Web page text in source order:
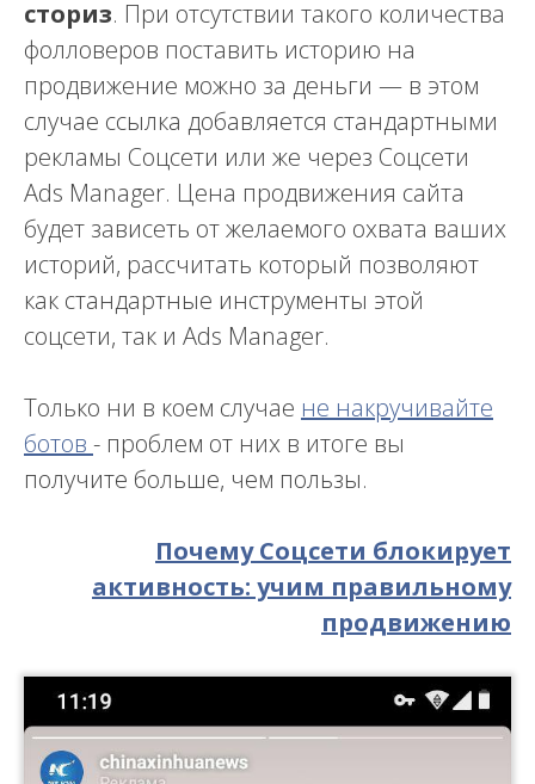
сториз. При отсутствии такого количества
фолловеров поставить историю на
продвижение можно за деньги — в этом
случае ссылка добавляется стандартными
рекламы Соцсети или же через Соцсети
Ads Manager. Цена продвижения сайта
будет зависеть от желаемого охвата ваших
историй, рассчитать который позволяют
как стандартные инструменты этой
соцсети, так и Ads Manager.
Только ни в коем случае не накручивайте
ботов - проблем от них в итоге вы
получите больше, чем пользы.
Почему Соцсети блокирует
активность: учим правильному
продвижению